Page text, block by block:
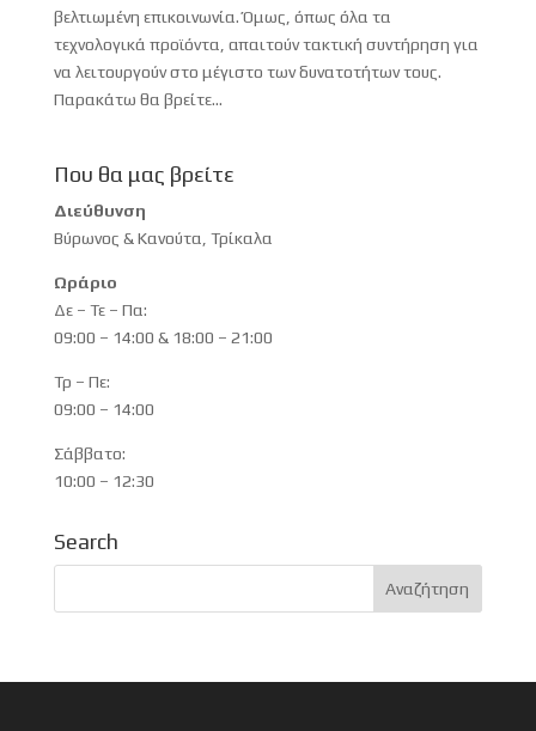
βελτιωμένη επικοινωνία. Όμως, όπως όλα τα
τεχνολογικά προϊόντα, απαιτούν τακτική συντήρηση για
να λειτουργούν στο μέγιστο των δυνατοτήτων τους.
Παρακάτω θα βρείτε...
Που θα μας βρείτε
Διεύθυνση
Βύρωνος & Κανούτα, Τρίκαλα
Ωράριο
Δε – Τε – Πα:
09:00 – 14:00 & 18:00 – 21:00
Τρ – Πε:
09:00 – 14:00
Σάββατο:
10:00 – 12:30
Search